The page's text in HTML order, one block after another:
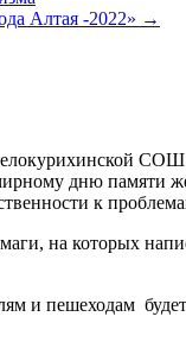
Алтая -2022» →
дню памяти
к
на которых
и пешеходам